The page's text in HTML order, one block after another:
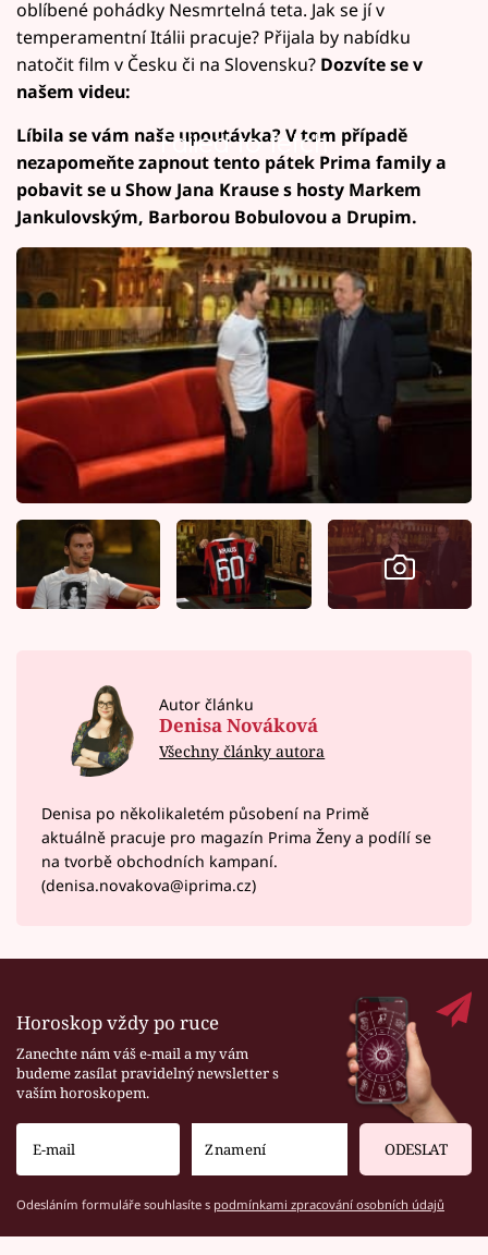
oblíbené pohádky Nesmrtelná teta. Jak se jí v
temperamentní Itálii pracuje? Přijala by nabídku
natočit film v Česku či na Slovensku? Dozvíte se v
našem videu:
Failed to fetch
Líbila se vám naše upoutávka? V tom případě
nezapomeňte zapnout tento pátek Prima family a
pobavit se u Show Jana Krause s hosty Markem
Jankulovským, Barborou Bobulovou a Drupim.
Autor článku
Denisa Nováková
Všechny články autora
Denisa po několikaletém působení na Primě
aktuálně pracuje pro magazín Prima Ženy a podílí se
na tvorbě obchodních kampaní.
(denisa.novakova@iprima.cz)
Horoskop vždy po ruce
Zanechte nám váš e-mail a my vám
budeme zasílat pravidelný newsletter s
vaším horoskopem.
ODESLAT
Odesláním formuláře souhlasíte s podmínkami zpracování osobních údajů